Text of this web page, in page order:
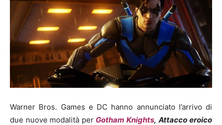
Warner Bros. Games e DC hanno annunciato l’arrivo di
due nuove modalità per Gotham Knights, Attacco eroico